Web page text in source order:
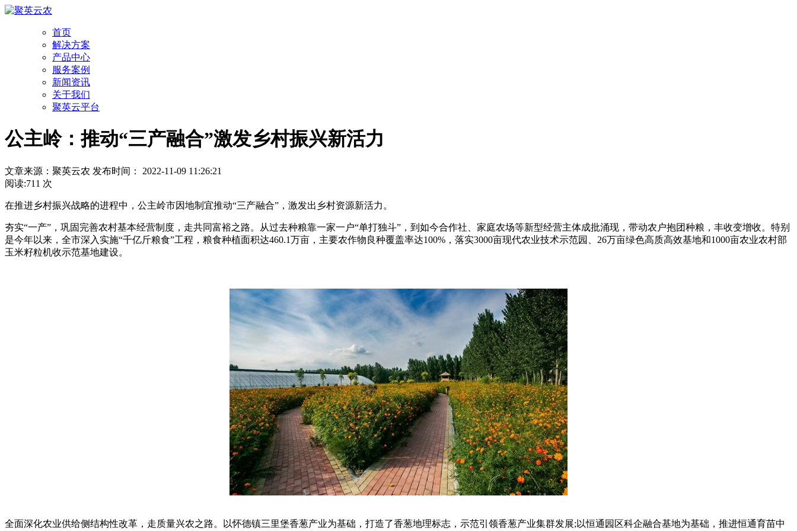
首页
解决方案
产品中心
服务案例
新闻资讯
关于我们
聚英云平台
公主岭：推动“三产融合”激发乡村振兴新活力
文章来源：聚英云农 发布时间： 2022-11-09 11:26:21
阅读:711 次
在推进乡村振兴战略的进程中，公主岭市因地制宜推动“三产融合”，激发出乡村资源新活力。
夯实“一产”，巩固完善农村基本经营制度，走共同富裕之路。从过去种粮靠一家一户“单打独斗”，到如今合作社、家庭农场等新型经营主体成批涌现，带动农户抱团种粮，丰收变增收。特别
是今年以来，全市深入实施“千亿斤粮食”工程，粮食种植面积达460.1万亩，主要农作物良种覆盖率达100%，落实3000亩现代农业技术示范园、26万亩绿色高质高效基地和1000亩农业农村部
玉米籽粒机收示范基地建设。
全面深化农业供给侧结构性改革，走质量兴农之路。以怀德镇三里堡香葱产业为基础，打造了香葱地理标志，示范引领香葱产业集群发展;以恒通园区科企融合基地为基础，推进恒通育苗中